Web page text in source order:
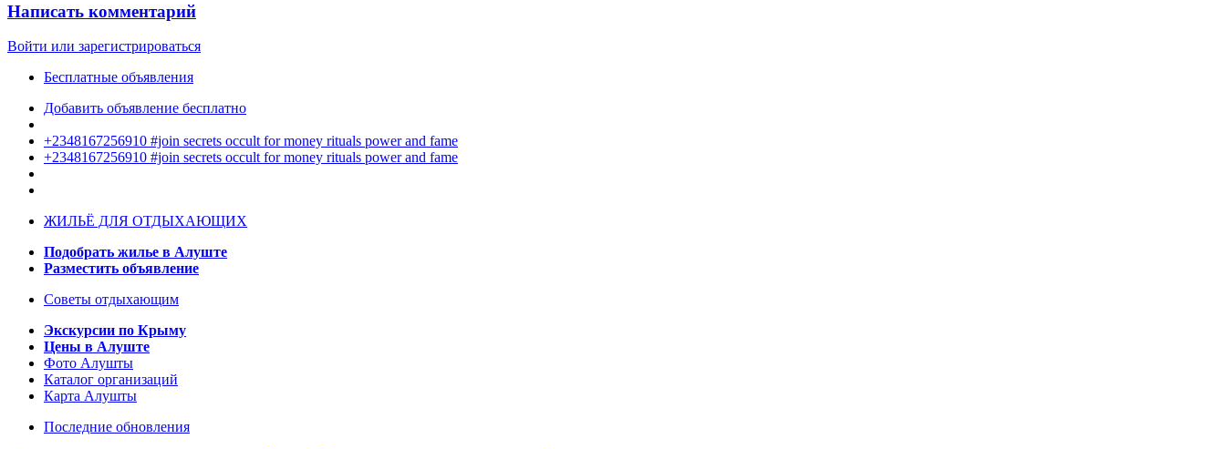
Написать комментарий
Войти или зарегистрироваться
Бесплатные объявления
Добавить объявление бесплатно
+2348167256910 #join secrets occult for money rituals power and fame
+2348167256910 #join secrets occult for money rituals power and fame
ЖИЛЬЁ ДЛЯ ОТДЫХАЮЩИХ
Подобрать жилье в Алуште
Разместить объявление
Советы отдыхающим
Экскурсии по Крыму
Цены в Алуште
Фото Алушты
Каталог организаций
Карта Алушты
Последние обновления